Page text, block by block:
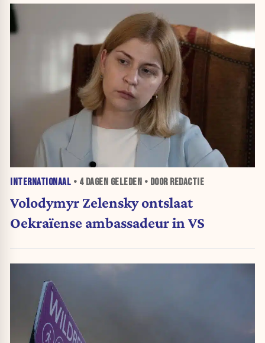
INTERNATIONAAL • 4 DAGEN GELEDEN • DOOR REDACTIE
Volodymyr Zelensky ontslaat
Oekraïense ambassadeur in VS